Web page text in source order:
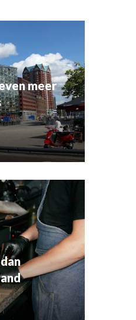
meer